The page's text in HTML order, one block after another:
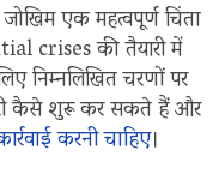
एक महत्वपूर्ण चिंता
crises की तैयारी में
निम्नलिखित चरणों पर
कैसे शुरू कर सकते हैं और
करनी चाहिए।